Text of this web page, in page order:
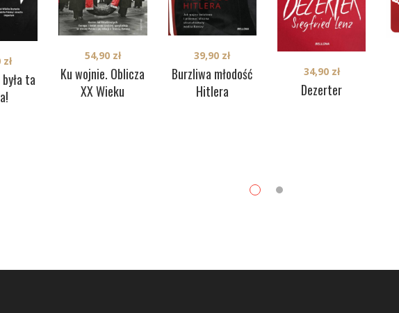
ta
zł
Ku wojnie. Oblicza
XX Wieku
54,90 zł
Burzliwa młodość
Hitlera
39,90 zł
Dezerter
34,90 zł